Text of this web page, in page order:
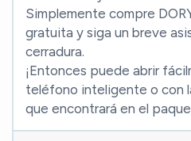
Simplemente compre
gratuita y siga un breve
cerradura.
¡Entonces puede abrir
teléfono inteligente o con
que encontrará en el